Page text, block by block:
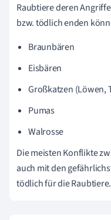
Raubtiere deren
bzw. tödlich enden
Braunbären
Eisbären
Großkatzen (Löwen,
Pumas
Walrosse
Die meisten Konflikte
auch mit den
tödlich für die Raubtiere.